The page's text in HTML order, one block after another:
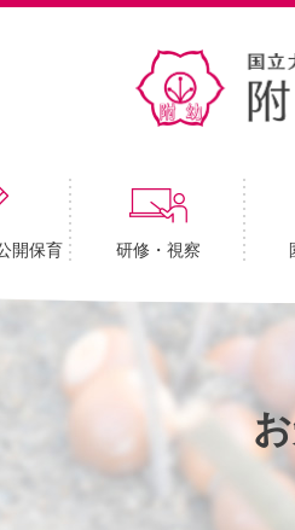
開保育 研修・視察